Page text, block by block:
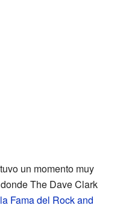
un momento muy
The Dave Clark
Fama del Rock and